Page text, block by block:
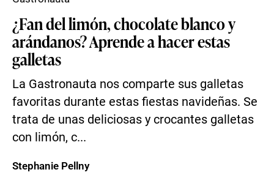
¿Fan del limón, chocolate blanco y
arándanos? Aprende a hacer estas
galletas
La Gastronauta nos comparte sus galletas
favoritas durante estas fiestas navideñas. Se
trata de unas deliciosas y crocantes galletas
con limón, c...
Stephanie Pellny